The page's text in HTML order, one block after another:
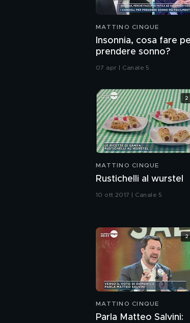
MATTINO CINQUE
Insonnia, cosa fare
prendere sonno?
07 apr | Canale 5
MATTINO CINQUE
Rustichelli al wurstel
10 ott 2017 | Canale 5
2
MATTINO CINQUE
Parla Matteo Salvini:
2